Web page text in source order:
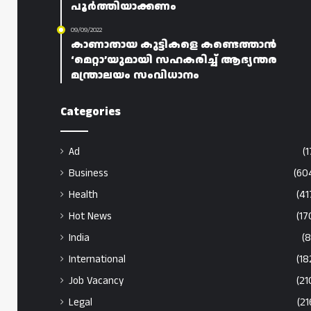
പൂർത്തിയാക്കണം
09/09/2022
കാണാതായ കുട്ടികളെ കണ്ടെത്താൻ
‘മെറ്റാ’യുമായി സഹകരിച്ച് ആഭ്യന്തര
മന്ത്രാലയം സംവിധാനം
Categories
Ad
Business
Health
Hot News
India
International
Job Vacancy
Legal